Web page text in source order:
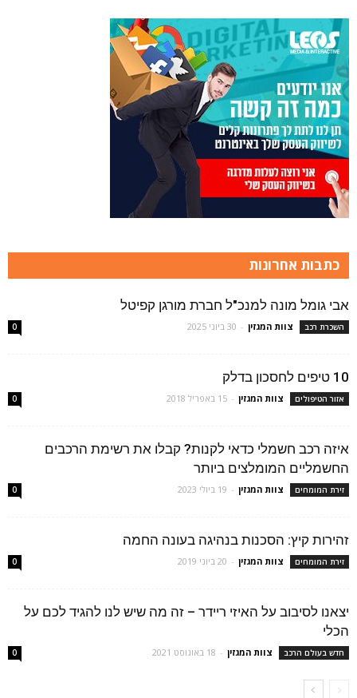
כתבות אחרונות
אבי גומל מונה למנכ"ל חברת מורגן קפיטל
השכרת רכב צוות המגזין - 30 ביוני 2025 0
10 טיפים לחסכון בדלק
אזור הטיפולים צוות המגזין - 15 באפריל 2018 0
איזה רכב חשמלי כדאי לקנות? קבלו את רשימת הרכבים
החשמליים המומלצים ביותר
זירת המומחים צוות המגזין - 19 ביולי 2023 0
זהירות קיץ: הסכנות בנהיגה בעונה החמה
זירת המומחים צוות המגזין - 20 ביוני 2019 0
יצאנו לסיבוב על האיזי ריידר – זה מה שיש לנו להגיד לכם על
הכלי
חדש בעולם הרכב צוות המגזין - 18 באוגוסט 2021 0